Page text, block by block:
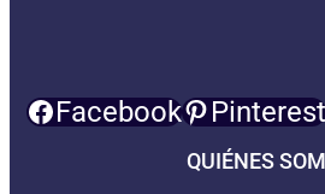
Facebook Pinterest
QUIÉNES